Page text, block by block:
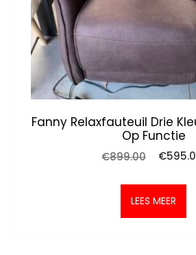
Fanny Relaxfauteuil Drie
Op Functie
€899.00
was:
€899.00.
€
LEES MEER